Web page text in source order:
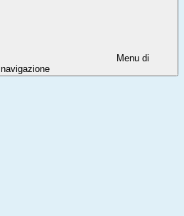
Menu di
navigazione